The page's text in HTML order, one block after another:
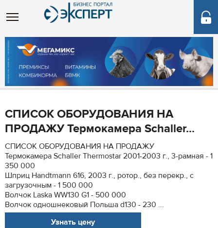
СПИСОК ОБОРУДОВАНИЯ НА
ПРОДАЖУ Термокамера Schaller...
СПИСОК ОБОРУДОВАНИЯ НА ПРОДАЖУ
Термокамера Schaller Thermostar 2001-2003 г., 3-рамная - 1
350 000
Шприц Handtmann 616, 2003 г., ротор., без перекр., с
загрузочным - 1 500 000
Волчок Laska WW130 G1 - 500 000
Волчок одношнековый Польша d130 - 230 ...
Узнать цену